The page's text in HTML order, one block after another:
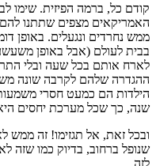
קודם כל, ברמה הפיזית. שימו
האמריקאים מצפים שתתנו
ממש נחרדים ונגעלים. באופן
בבית לעולם (אבל באופן
לארח אותם בכל שעה ובלי
ההגדרה שלהם לקרבה שונה
הילדות הם כמעט חסרי
שנה, כך שכל מערכת יחסים
ובכל זאת, אל תגזימו! זה ממש
שנופל ברחוב, בדיוק כמו שזה
לזה.